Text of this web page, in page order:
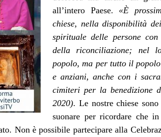
all’intero Paese. «È
chiese, nella disponibilità
spirituale delle persone
della riconciliazione; nel
popolo, ma per tutto il
e anziani, anche con i
cimiteri per la benedizione
2020). Le nostre chiese
suonare per ricordare che
Non è possibile partecipare alla